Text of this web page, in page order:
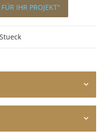
IHR PROJEKT"